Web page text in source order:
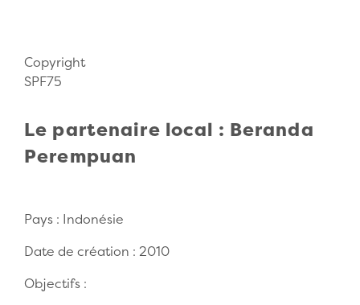
Copyright
SPF75
Le partenaire local : Beranda
Perempuan
Pays : Indonésie
Date de création : 2010
Objectifs :